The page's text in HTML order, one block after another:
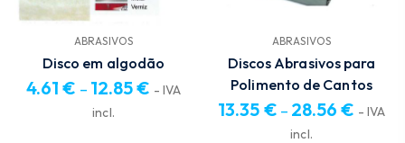
ABRASIVOS
Disco em algodão
4.61€ – 12.85€ - IVA
incl.
ABRASIVOS
Discos Abrasivos para
Polimento de Cantos
13.35 € – 28.56€ - IVA
incl.